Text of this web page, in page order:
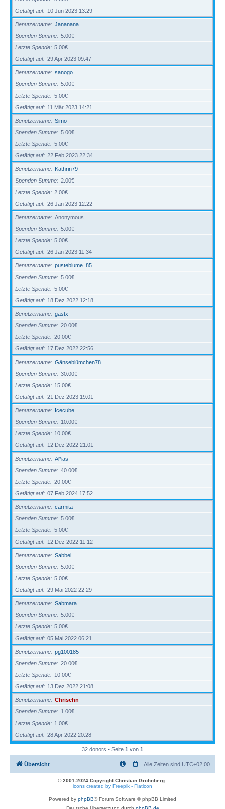
Getätigt auf
10 Jun 2023 13:29
Benutzername
Jananana
Spenden Summe
5.00€
Letzte Spende
5.00€
Getätigt auf
29 Apr 2023 09:47
Benutzername
sanogo
Spenden Summe
5.00€
Letzte Spende
5.00€
Getätigt auf
11 Mär 2023 14:21
Benutzername
Simo
Spenden Summe
5.00€
Letzte Spende
5.00€
Getätigt auf
22 Feb 2023 22:34
Benutzername
Kathrin79
Spenden Summe
2.00€
Letzte Spende
2.00€
Getätigt auf
26 Jan 2023 12:22
Benutzername
Anonymous
Spenden Summe
5.00€
Letzte Spende
5.00€
Getätigt auf
26 Jan 2023 11:34
Benutzername
pusteblume_85
Spenden Summe
5.00€
Letzte Spende
5.00€
Getätigt auf
18 Dez 2022 12:18
Benutzername
gastx
Spenden Summe
20.00€
Letzte Spende
20.00€
Getätigt auf
17 Dez 2022 22:56
Benutzername
Gänseblümchen78
Spenden Summe
30.00€
Letzte Spende
15.00€
Getätigt auf
21 Dez 2023 19:01
Benutzername
Icecube
Spenden Summe
10.00€
Letzte Spende
10.00€
Getätigt auf
12 Dez 2022 21:01
Benutzername
Al*ias
Spenden Summe
40.00€
Letzte Spende
20.00€
Getätigt auf
07 Feb 2024 17:52
Benutzername
carmita
Spenden Summe
5.00€
Letzte Spende
5.00€
Getätigt auf
12 Dez 2022 11:12
Benutzername
Sabbel
Spenden Summe
5.00€
Letzte Spende
5.00€
Getätigt auf
29 Mai 2022 22:29
Benutzername
Sabmara
Spenden Summe
5.00€
Letzte Spende
5.00€
Getätigt auf
05 Mai 2022 06:21
Benutzername
pg100185
Spenden Summe
20.00€
Letzte Spende
10.00€
Getätigt auf
13 Dez 2022 21:08
Benutzername
Chrischn
Spenden Summe
1.00€
Letzte Spende
1.00€
Getätigt auf
28 Apr 2022 20:28
32 donors • Seite 1 von 1
Übersicht Alle Zeiten sind UTC+02:00
© 2001-2024 Copyright Christian Grohnberg-
icons created by Freepik - Flaticon
Powered by phpBB® Forum Software © phpBB Limited